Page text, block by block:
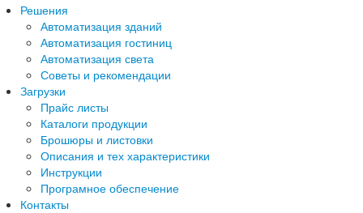
Решения
Автоматизация зданий
Автоматизация гостиниц
Автоматизация света
Советы и рекомендации
Загрузки
Прайс листы
Каталоги продукции
Брошюры и листовки
Описания и тех характеристики
Инструкции
Програмное обеспечение
Контакты